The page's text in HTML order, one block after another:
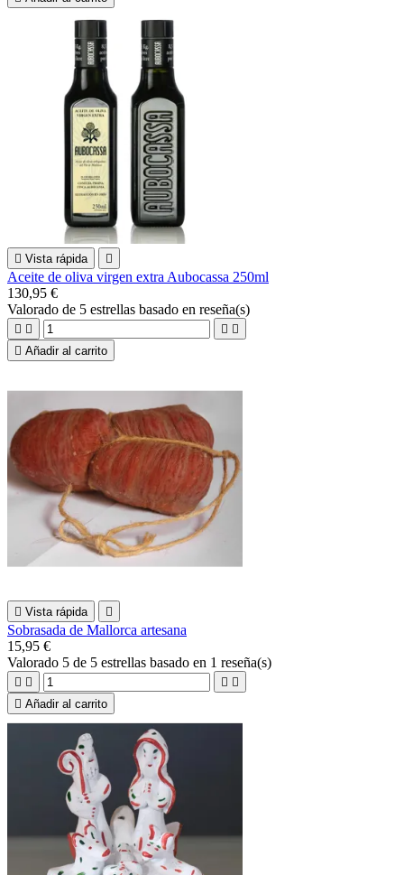
 Vista rápida 
Aceite de oliva virgen extra Aubocassa 250ml
130,95 €
Valorado de 5 estrellas basado en reseña(s)
   
 Añadir al carrito
 Vista rápida 
Sobrasada de Mallorca artesana
15,95 €
Valorado 5 de 5 estrellas basado en 1 reseña(s)
   
 Añadir al carrito